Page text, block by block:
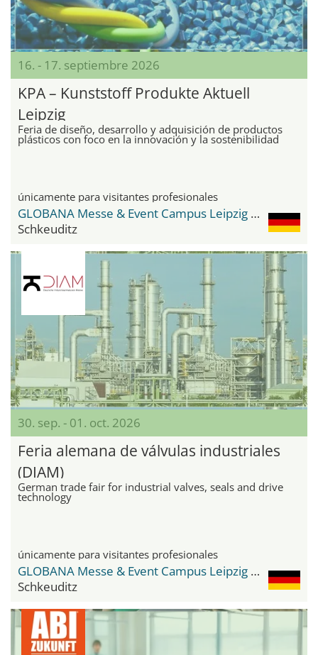
16. - 17. septiembre 2026
KPA – Kunststoff Produkte Aktuell
Leipzig
Feria de diseño, desarrollo y adquisición de productos
plásticos con foco en la innovación y la sostenibilidad
únicamente para visitantes profesionales
GLOBANA Messe & Event Campus Leipzig / Halle
Schkeuditz
30. sep. - 01. oct. 2026
Feria alemana de válvulas industriales
(DIAM)
German trade fair for industrial valves, seals and drive
technology
únicamente para visitantes profesionales
GLOBANA Messe & Event Campus Leipzig / Halle
Schkeuditz